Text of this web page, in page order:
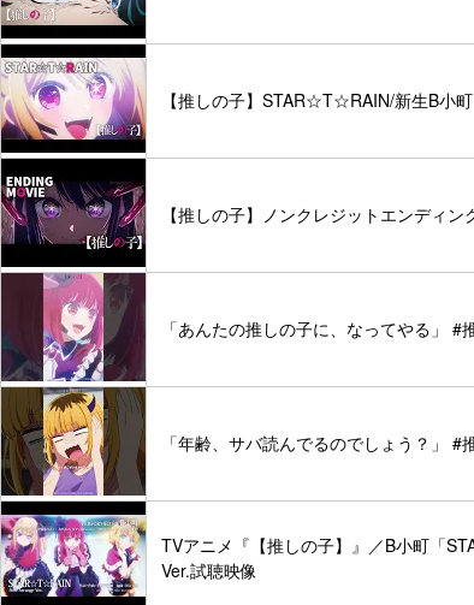
【推しの子】STAR☆T☆RAIN/新生B小
【推しの子】ノンクレジットエンディン
「あんたの推しの子に、なってやる」
「年齢、サバ読んでるのでしょう？」
TVアニメ『【推しの子】』／B小町「
Ver.試聴映像